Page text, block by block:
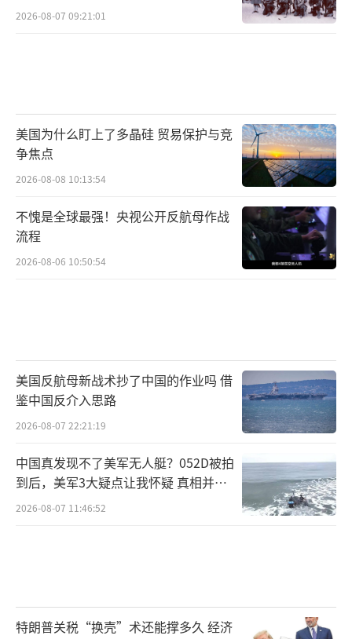
2026-08-07 09:21:01
美国为什么盯上了多晶硅 贸易保护与竞
争焦点
2026-08-08 10:13:54
不愧是全球最强！央视公开反航母作战
流程
2026-08-06 10:50:54
美国反航母新战术抄了中国的作业吗 借
鉴中国反介入思路
2026-08-07 22:21:19
中国真发现不了美军无人艇？052D被拍
到后，美军3大疑点让我怀疑 真相并非
如此
2026-08-07 11:46:52
特朗普关税“换壳”术还能撑多久 经济